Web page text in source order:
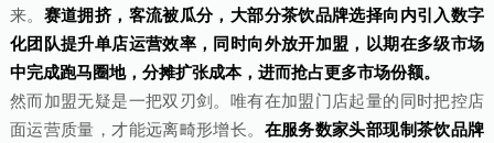
来。 赛道拥挤，客流被瓜分，大部分茶饮品牌选择向内引入数字
化团队提升单店运营效率，同时向外放开加盟，以期在多级市场
中完成跑马圈地，分摊扩张成本，进而抢占更多市场份额。
然而加盟无疑是一把双刃剑。唯有在加盟门店起量的同时把控店
面运营质量，才能远离畸形增长。 在服务数家头部现制茶饮品牌